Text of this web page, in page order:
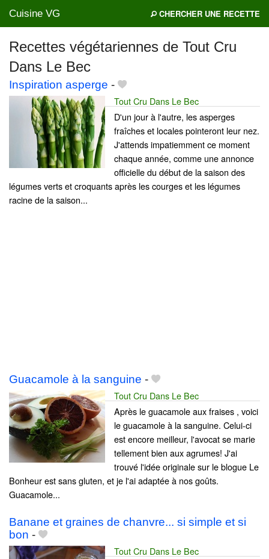
Cuisine VG CHERCHER UNE RECETTE
Recettes végétariennes de Tout Cru
Dans Le Bec
Inspiration asperge -
Tout Cru Dans Le Bec
D'un jour à l'autre, les asperges
fraîches et locales pointeront leur nez.
J'attends impatiemment ce moment
chaque année, comme une annonce
officielle du début de la saison des
légumes verts et croquants après les courges et les légumes
racine de la saison...
Guacamole à la sanguine -
Tout Cru Dans Le Bec
Après le guacamole aux fraises , voici
le guacamole à la sanguine. Celui-ci
est encore meilleur, l'avocat se marie
tellement bien aux agrumes! J'ai
trouvé l'idée originale sur le blogue Le
Bonheur est sans gluten, et je l'ai adaptée à nos goûts.
Guacamole...
Banane et graines de chanvre... si simple et si
bon -
Tout Cru Dans Le Bec